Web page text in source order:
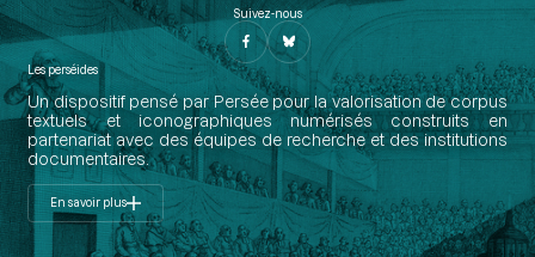
Suivez-nous
Les perséides
Un dispositif pensé par Persée pour la valorisation de corpus
textuels et iconographiques numérisés construits en
partenariat avec des équipes de recherche et des institutions
documentaires.
En savoir plus